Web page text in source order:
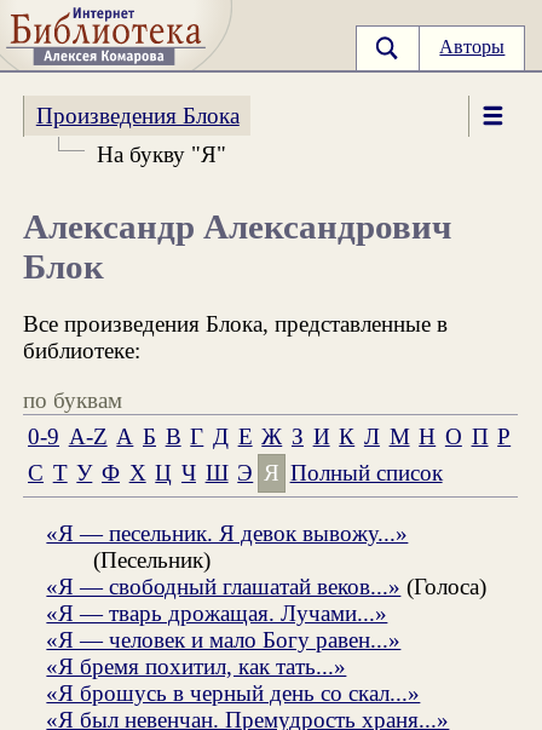
Авторы
Произведения Блока
На букву "Я"
Александр Александрович
Блок
Все произведения Блока, представленные в
библиотеке:
по буквам
0-9 A-Z А Б В Г Д Е Ж З И К Л М Н О П Р
С Т У Ф Х Ц Ч Ш Э Я Полный список
«Я — песельник. Я девок вывожу...»
(Песельник)
«Я — свободный глашатай веков...» (Голоса)
«Я — тварь дрожащая. Лучами...»
«Я — человек и мало Богу равен...»
«Я бремя похитил, как тать...»
«Я брошусь в черный день со скал...»
«Я был невенчан. Премудрость храня...»